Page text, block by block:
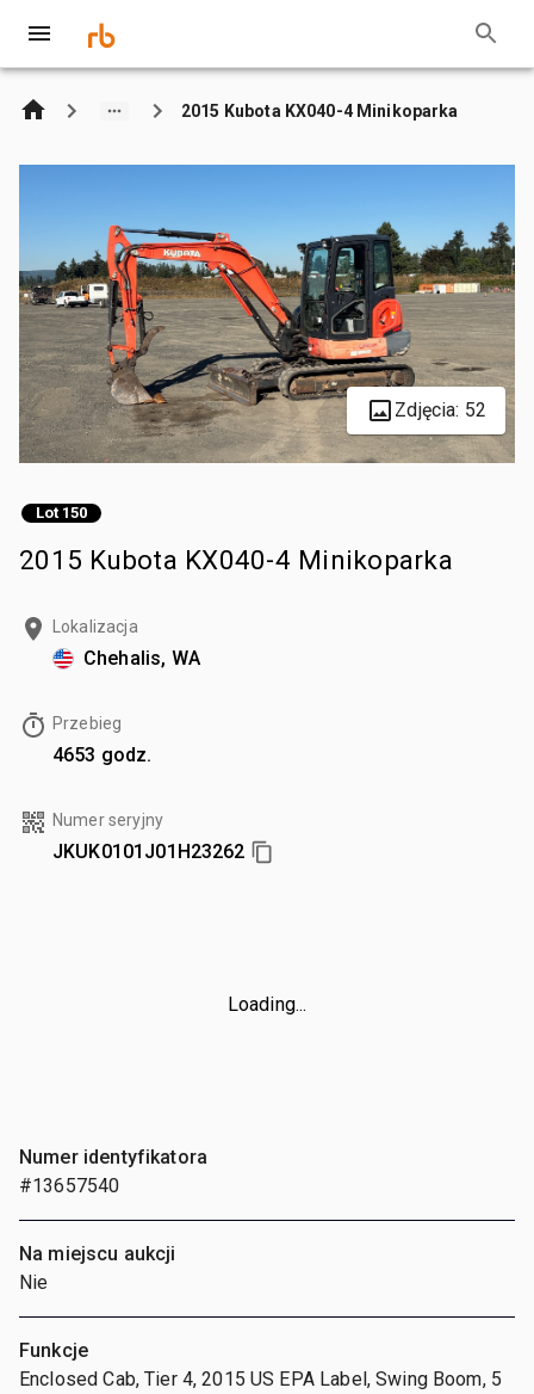
2015 Kubota KX040-4 Minikoparka
Zdjęcia: 52
Lot 150
2015 Kubota KX040-4 Minikoparka
Lokalizacja
Chehalis, WA
Przebieg
4653 godz.
Numer seryjny
JKUK0101J01H23262
Loading...
Numer identyfikatora
#13657540
Na miejscu aukcji
Nie
Funkcje
Enclosed Cab, Tier 4, 2015 US EPA Label, Swing Boom, 5